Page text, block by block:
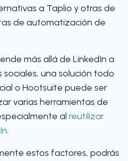
a Taplio y otras de
de automatización de
más allá de LinkedIn a
una solución todo
o Hootsuite puede ser
varias herramientas de
al reutilizar
.
estos factores, podrás